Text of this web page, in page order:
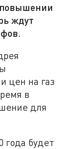
ждут
цен на газ
в
для
года будет